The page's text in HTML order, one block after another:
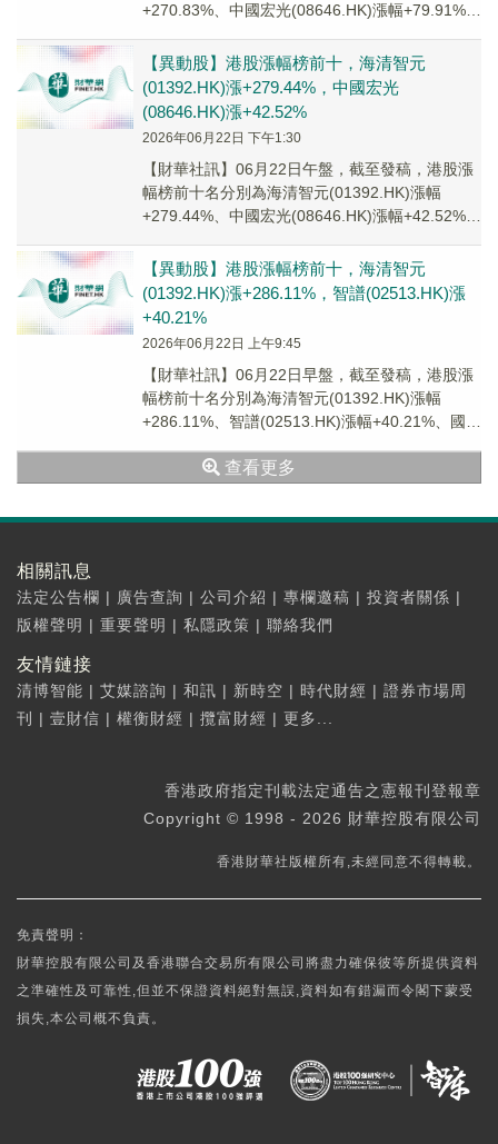
+270.83%、中國宏光(08646.HK)漲幅+79.91%、
【異動股】港股漲幅榜前十，海清智元
(01392.HK)漲+279.44%，中國宏光
(08646.HK)漲+42.52%
2026年06月22日 下午1:30
【財華社訊】06月22日午盤，截至發稿，港股漲
幅榜前十名分別為海清智元(01392.HK)漲幅
+279.44%、中國宏光(08646.HK)漲幅+42.52%、
【異動股】港股漲幅榜前十，海清智元
(01392.HK)漲+286.11%，智譜(02513.HK)漲
+40.21%
2026年06月22日 上午9:45
【財華社訊】06月22日早盤，截至發稿，港股漲
幅榜前十名分別為海清智元(01392.HK)漲幅
+286.11%、智譜(02513.HK)漲幅+40.21%、國富
查看更多
相關訊息
法定公告欄 | 廣告查詢 | 公司介紹 | 專欄邀稿 | 投資者關係 |
版權聲明 | 重要聲明 | 私隱政策 | 聯絡我們
友情鏈接
清博智能 | 艾媒諮詢 | 和訊 | 新時空 | 時代財經 | 證券市場周
刊
| 壹財信 | 權衡財經 | 攬富財經 | 更多...
香港政府指定刊載法定通告之憲報刊登報章
Copyright © 1998 - 2026 財華控股有限公司
香港財華社版權所有,未經同意不得轉載。
免責聲明：
財華控股有限公司及香港聯合交易所有限公司將盡力確保彼等所提供資料
之準確性及可靠性,但並不保證資料絕對無誤,資料如有錯漏而令閣下蒙受
損失,本公司概不負責。